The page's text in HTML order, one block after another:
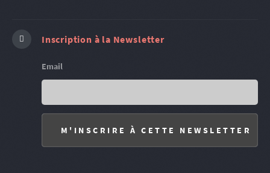
Inscription à la Newsletter
Email